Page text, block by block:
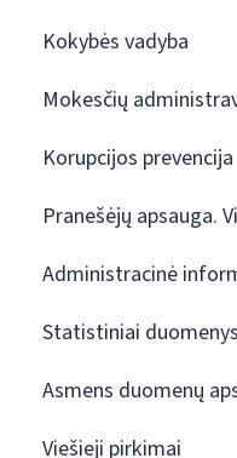
Kokybės vadyba
Mokesčių
Korupcijos prevencija
Pranešėjų apsauga.
Administracinė
Statistiniai duomenys
Asmens duomenų
Viešieji pirkimai